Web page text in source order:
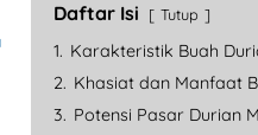
Daftar Isi Tutup
1. Karakteristik Buah
2. Khasiat dan Manfaat
3. Potensi Pasar Durian